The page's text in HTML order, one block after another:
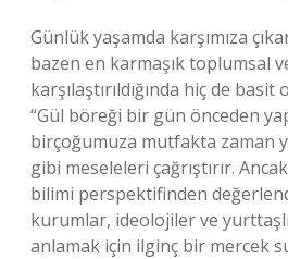
Günlük yaşamda karşımıza
bazen en karmaşık toplumsal
karşılaştırıldığında hiç de
“Gül böreği bir gün önceden
birçoğumuza mutfakta zaman
gibi meseleleri çağrıştırır.
bilimi perspektifinden
kurumlar, ideolojiler ve
anlamak için ilginç bir mercek